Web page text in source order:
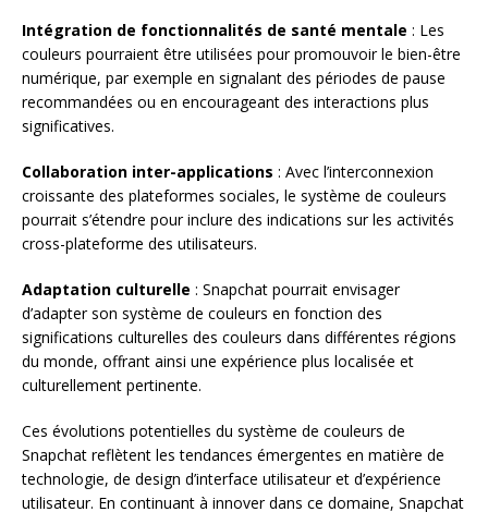
Intégration de fonctionnalités de santé mentale : Les
couleurs pourraient être utilisées pour promouvoir le bien-être
numérique, par exemple en signalant des périodes de pause
recommandées ou en encourageant des interactions plus
significatives.
Collaboration inter-applications : Avec l’interconnexion
croissante des plateformes sociales, le système de couleurs
pourrait s’étendre pour inclure des indications sur les activités
cross-plateforme des utilisateurs.
Adaptation culturelle : Snapchat pourrait envisager
d’adapter son système de couleurs en fonction des
significations culturelles des couleurs dans différentes régions
du monde, offrant ainsi une expérience plus localisée et
culturellement pertinente.
Ces évolutions potentielles du système de couleurs de
Snapchat reflètent les tendances émergentes en matière de
technologie, de design d’interface utilisateur et d’expérience
utilisateur. En continuant à innover dans ce domaine, Snapchat